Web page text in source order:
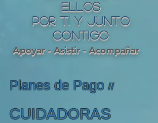
ellos
por ti y junto
contigo
Apoyar - Asistir - Acompañar
Planes de Pago//
CUIDADORAS